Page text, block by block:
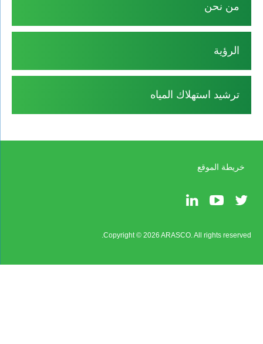
من نحن
الرؤية
ترشيد استهلاك المياه
خريطة الموقع
Copyright © 2026 ARASCO. All rights reserved.